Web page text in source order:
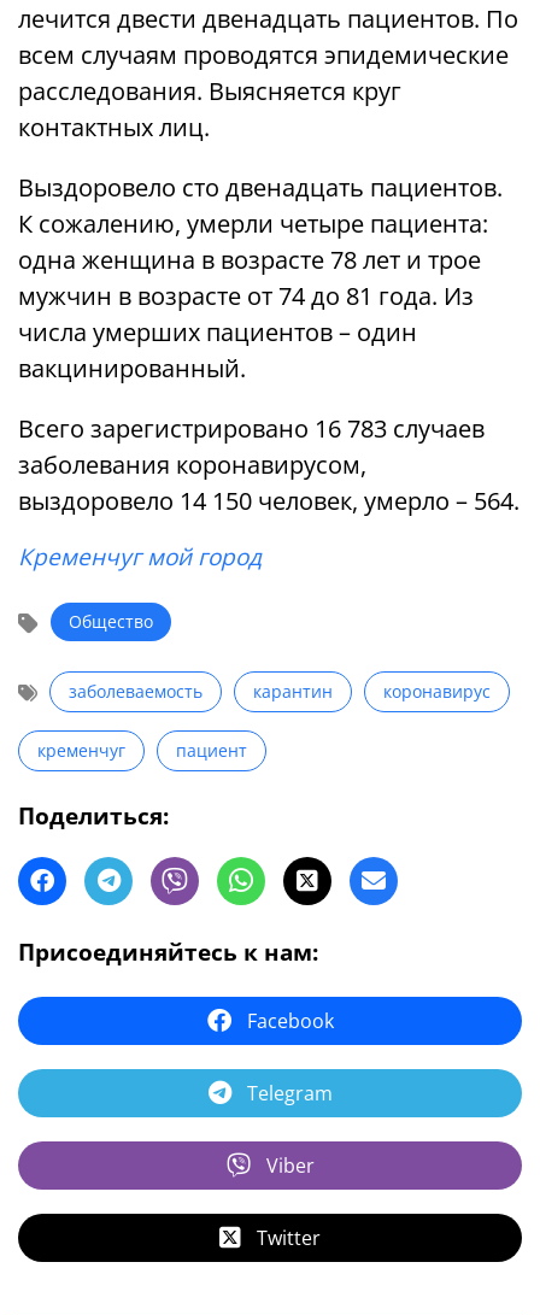
лечится двести двенадцать пациентов. По
всем случаям проводятся эпидемические
расследования. Выясняется круг
контактных лиц.
Выздоровело сто двенадцать пациентов.
К сожалению, умерли четыре пациента:
одна женщина в возрасте 78 лет и трое
мужчин в возрасте от 74 до 81 года. Из
числа умерших пациентов – один
вакцинированный.
Всего зарегистрировано 16 783 случаев
заболевания коронавирусом,
выздоровело 14 150 человек, умерло – 564.
Кременчуг мой город
Общество
заболеваемость карантин коронавирус
кременчуг пациент
Поделиться:
Присоединяйтесь к нам:
Facebook
Telegram
Viber
Twitter